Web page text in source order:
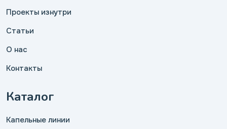
Проекты изнутри
Статьи
О нас
Контакты
Каталог
Капельные линии